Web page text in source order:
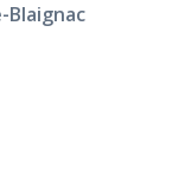
Blaignac